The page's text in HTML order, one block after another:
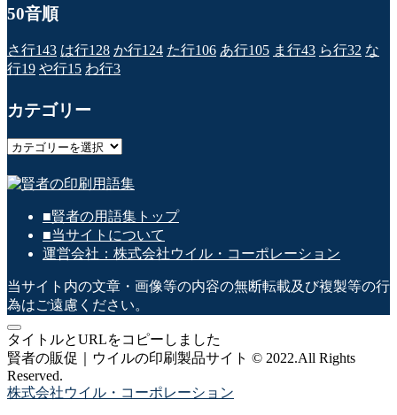
50音順
さ行143 は行128 か行124 た行106 あ行105 ま行43 ら行32 な
行19 や行15 わ行3
カテゴリー
カ
ゴ
■賢者の用語集トップ
■当サイトについて
運営会社：株式会社ウイル・コーポレーション
当サイト内の文章・画像等の内容の無断転載及び複製等の行
為はご遠慮ください。
タイトルとURLをコピーしました
賢者の販促｜ウイルの印刷製品サイト © 2022.All Rights
Reserved.
株式会社ウイル・コーポレーション